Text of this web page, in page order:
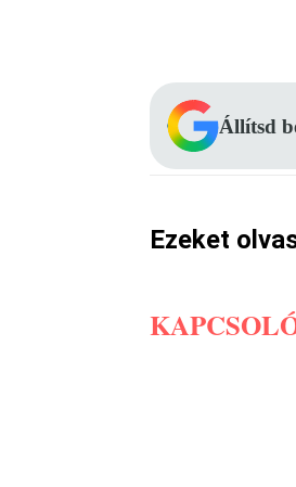
Állítsd
Ezeket